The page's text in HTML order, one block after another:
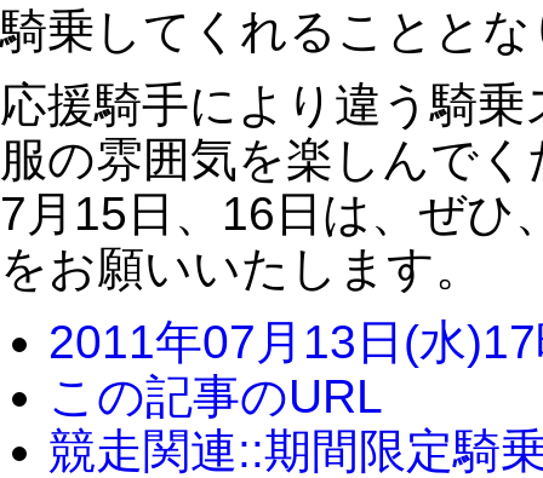
騎乗してくれることと
応援騎手により違う騎
服の雰囲気を楽しんで
7月15日、16日は、ぜひ
をお願いいたします。
2011年07月13日(水
この記事のURL
競走関連::期間限定騎